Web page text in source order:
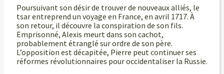
Poursuivant son désir de trouver de nouveaux alliés, le
tsar entreprend un voyage en France, en avril 1717. À
son retour, il découvre la conspiration de son fils.
Emprisonné, Alexis meurt dans son cachot,
probablement étranglé sur ordre de son père.
L’opposition est décapitée, Pierre peut continuer ses
réformes révolutionnaires pour occidentaliser la Russie.